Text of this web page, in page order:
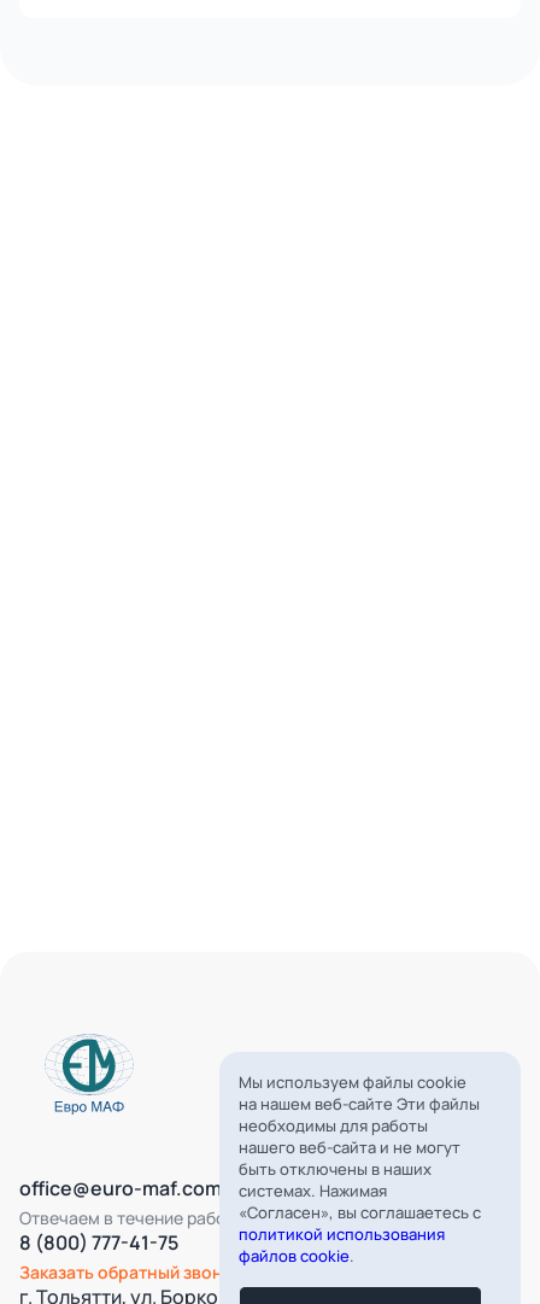
office@euro-maf.com
Отвечаем в течение рабочего дня
8 (800) 777-41-75
Заказать обратный звонок
г. Тольятти, ул. Борковская, д. 16,
Мы используем файлы cookie
на нашем веб-сайте Эти файлы
необходимы для работы
нашего веб-сайта и не могут
быть отключены в наших
системах. Нажимая
«Согласен», вы соглашаетесь с
политикой использования
файлов cookie.